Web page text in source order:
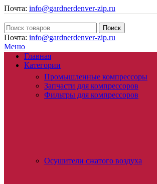
Почта: info@gardnerdenver-zip.ru
Поиск
Почта: info@gardnerdenver-zip.ru
Меню
Главная
Категории
Промышленные компрессоры
Запчасти для компрессоров
Фильтры для компрессоров
Осушители сжатого воздуха